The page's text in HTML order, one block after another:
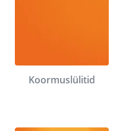
Koormuslülitid